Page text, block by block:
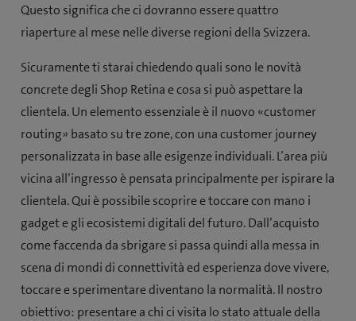
Questo significa che ci dovranno essere quattro
riaperture al mese nelle diverse regioni della Svizzera.
Sicuramente ti starai chiedendo quali sono le novità
concrete degli Shop Retina e cosa si può aspettare la
clientela. Un elemento essenziale è il nuovo «customer
routing» basato su tre zone, con una customer journey
personalizzata in base alle esigenze individuali. L’area più
vicina all’ingresso è pensata principalmente per ispirare la
clientela. Qui è possibile scoprire e toccare con mano i
gadget e gli ecosistemi digitali del futuro. Dall’acquisto
come faccenda da sbrigare si passa quindi alla messa in
scena di mondi di connettività ed esperienza dove vivere,
toccare e sperimentare diventano la normalità. Il nostro
obiettivo: presentare a chi ci visita lo stato attuale della